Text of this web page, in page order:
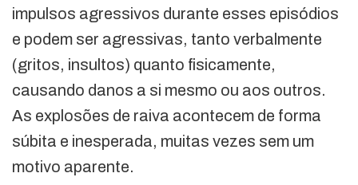
impulsos agressivos durante esses episódios
e podem ser agressivas, tanto verbalmente
(gritos, insultos) quanto fisicamente,
causando danos a si mesmo ou aos outros.
As explosões de raiva acontecem de forma
súbita e inesperada, muitas vezes sem um
motivo aparente.